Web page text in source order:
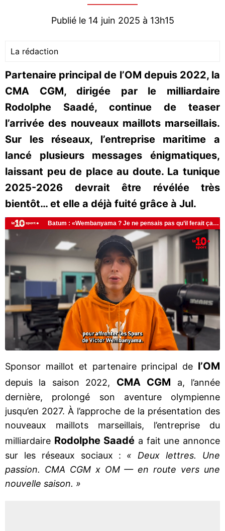
Publié le 14 juin 2025 à 13h15
La rédaction
Partenaire principal de l’OM depuis 2022, la
CMA CGM, dirigée par le milliardaire
Rodolphe Saadé, continue de teaser
l’arrivée des nouveaux maillots marseillais.
Sur les réseaux, l’entreprise maritime a
lancé plusieurs messages énigmatiques,
laissant peu de place au doute. La tunique
2025-2026 devrait être révélée très
bientôt… et elle a déjà fuité grâce à Jul.
Sponsor maillot et partenaire principal de l’OM
depuis la saison 2022, CMA CGM a, l’année
dernière, prolongé son aventure olympienne
jusqu’en 2027. À l’approche de la présentation des
nouveaux maillots marseillais, l’entreprise du
milliardaire Rodolphe Saadé a fait une annonce
sur les réseaux sociaux : « Deux lettres. Une
passion. CMA CGM x OM — en route vers une
nouvelle saison. »